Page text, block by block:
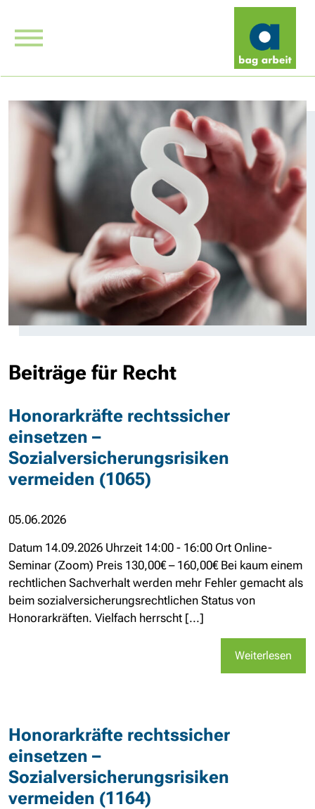
Beiträge für Recht
Honorarkräfte rechtssicher
einsetzen –
Sozialversicherungsrisiken
vermeiden (1065)
05.06.2026
Datum 14.09.2026 Uhrzeit 14:00 - 16:00 Ort Online-
Seminar (Zoom) Preis 130,00€ – 160,00€ Bei kaum einem
rechtlichen Sachverhalt werden mehr Fehler gemacht als
beim sozialversicherungsrechtlichen Status von
Honorarkräften. Vielfach herrscht [...]
Weiterlesen
Honorarkräfte rechtssicher
einsetzen –
Sozialversicherungsrisiken
vermeiden (1164)